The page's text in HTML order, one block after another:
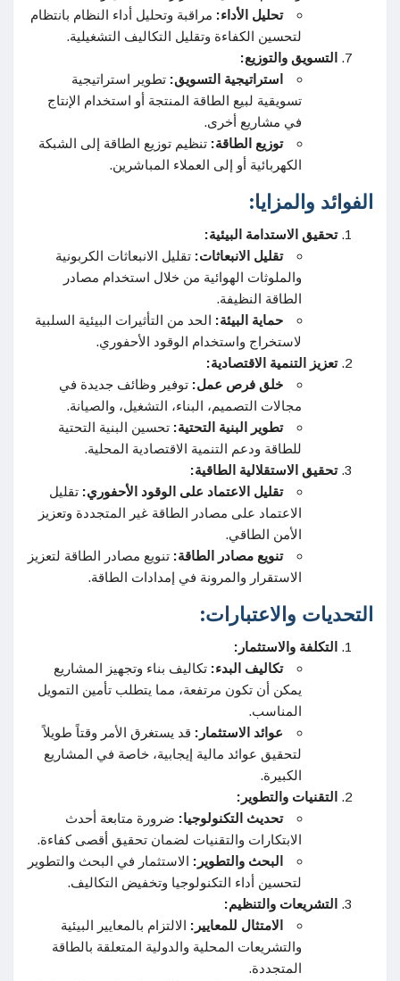
تحليل الأداء: مراقبة وتحليل أداء النظام بانتظام
لتحسين الكفاءة وتقليل التكاليف التشغيلية.
التسويق والتوزيع:
استراتيجية التسويق: تطوير استراتيجية
تسويقية لبيع الطاقة المنتجة أو استخدام الإنتاج
في مشاريع أخرى.
توزيع الطاقة: تنظيم توزيع الطاقة إلى الشبكة
الكهربائية أو إلى العملاء المباشرين.
الفوائد والمزايا:
تحقيق الاستدامة البيئية:
تقليل الانبعاثات: تقليل الانبعاثات الكربونية
والملوثات الهوائية من خلال استخدام مصادر
الطاقة النظيفة.
حماية البيئة: الحد من التأثيرات البيئية السلبية
لاستخراج واستخدام الوقود الأحفوري.
تعزيز التنمية الاقتصادية:
خلق فرص عمل: توفير وظائف جديدة في
مجالات التصميم، البناء، التشغيل، والصيانة.
تطوير البنية التحتية: تحسين البنية التحتية
للطاقة ودعم التنمية الاقتصادية المحلية.
تحقيق الاستقلالية الطاقية:
تقليل الاعتماد على الوقود الأحفوري: تقليل
الاعتماد على مصادر الطاقة غير المتجددة وتعزيز
الأمن الطاقي.
تنويع مصادر الطاقة: تنويع مصادر الطاقة لتعزيز
الاستقرار والمرونة في إمدادات الطاقة.
التحديات والاعتبارات:
التكلفة والاستثمار:
تكاليف البدء: تكاليف بناء وتجهيز المشاريع
يمكن أن تكون مرتفعة، مما يتطلب تأمين التمويل
المناسب.
عوائد الاستثمار: قد يستغرق الأمر وقتاً طويلاً
لتحقيق عوائد مالية إيجابية، خاصة في المشاريع
الكبيرة.
التقنيات والتطوير:
تحديث التكنولوجيا: ضرورة متابعة أحدث
الابتكارات والتقنيات لضمان تحقيق أقصى كفاءة.
البحث والتطوير: الاستثمار في البحث والتطوير
لتحسين أداء التكنولوجيا وتخفيض التكاليف.
التشريعات والتنظيم:
الامتثال للمعايير: الالتزام بالمعايير البيئية
والتشريعات المحلية والدولية المتعلقة بالطاقة
المتجددة.